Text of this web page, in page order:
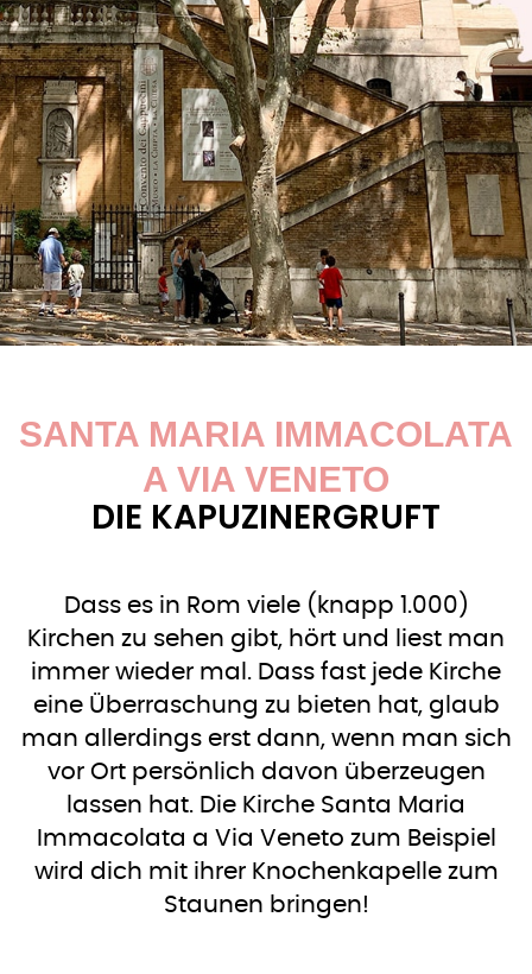
SANTA MARIA IMMACOLATA
A VIA VENETO
DIE KAPUZINERGRUFT
Dass es in Rom viele (knapp 1.000)
Kirchen zu sehen gibt, hört und liest man
immer wieder mal. Dass fast jede Kirche
eine Überraschung zu bieten hat, glaub
man allerdings erst dann, wenn man sich
vor Ort persönlich davon überzeugen
lassen hat. Die Kirche Santa Maria
Immacolata a Via Veneto zum Beispiel
wird dich mit ihrer Knochenkapelle zum
Staunen bringen!